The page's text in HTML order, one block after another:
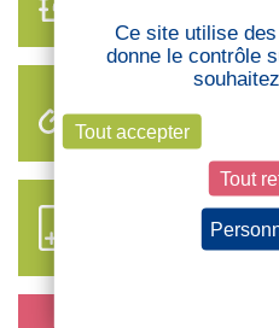
LIENS UTILES
S’ABONNER
CONTENUS
Ce site utilise
donne le contrôle
Tout accepter
Tout